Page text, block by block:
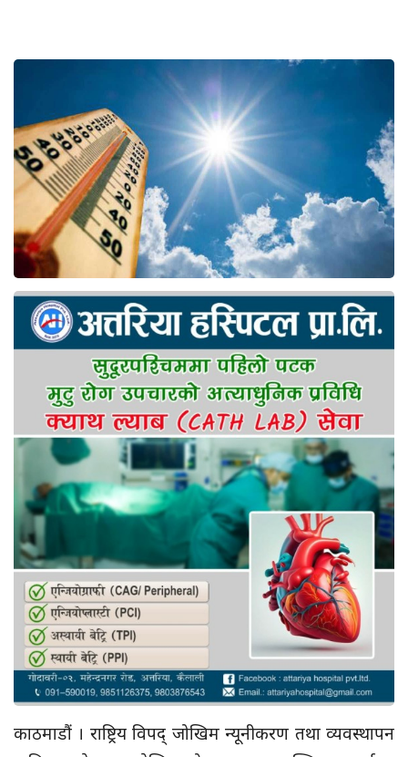
काठमाडौं । राष्ट्रिय विपद् जोखिम न्यूनीकरण तथा व्यवस्थापन